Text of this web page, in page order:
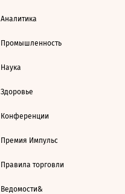
Аналитика
Промышленность
Наука
Здоровье
Конференции
Премия Импульс
Правила торговли
Ведомости&